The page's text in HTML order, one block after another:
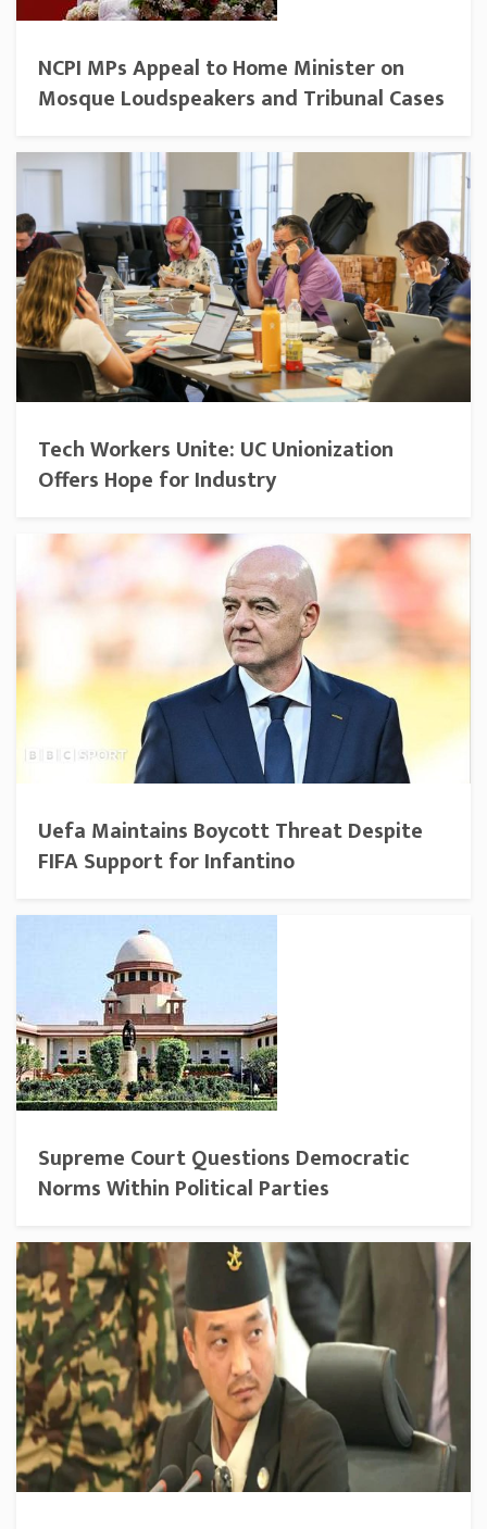
NCPI MPs Appeal to Home Minister on
Mosque Loudspeakers and Tribunal Cases
Tech Workers Unite: UC Unionization
Offers Hope for Industry
Uefa Maintains Boycott Threat Despite
FIFA Support for Infantino
Supreme Court Questions Democratic
Norms Within Political Parties